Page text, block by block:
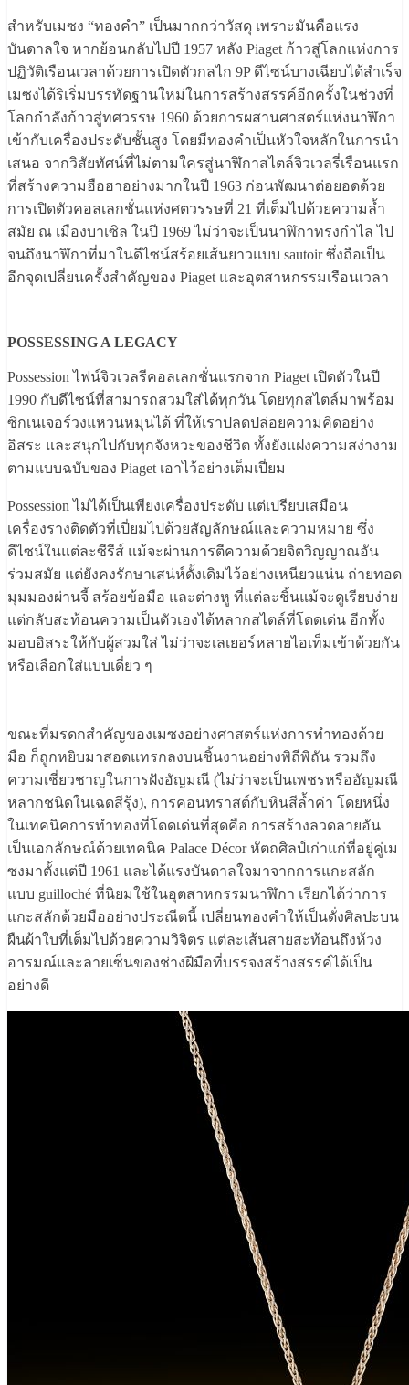
สำหรับเมซง “ทองคำ” เป็นมากกว่าวัสดุ เพราะมันคือแรง
บันดาลใจ หากย้อนกลับไปปี 1957 หลัง Piaget ก้าวสู่โลกแห่งการ
ปฏิวัติเรือนเวลาด้วยการเปิดตัวกลไก 9P ดีไซน์บางเฉียบได้สำเร็จ
เมซงได้ริเริ่มบรรทัดฐานใหม่ในการสร้างสรรค์อีกครั้งในช่วงที่
โลกกำลังก้าวสู่ทศวรรษ 1960 ด้วยการผสานศาสตร์แห่งนาฬิกา
เข้ากับเครื่องประดับชั้นสูง โดยมีทองคำเป็นหัวใจหลักในการนำ
เสนอ จากวิสัยทัศน์ที่ไม่ตามใครสู่นาฬิกาสไตล์จิวเวลรี่เรือนแรก
ที่สร้างความฮือฮาอย่างมากในปี 1963 ก่อนพัฒนาต่อยอดด้วย
การเปิดตัวคอลเลกชั่นแห่งศตวรรษที่ 21 ที่เต็มไปด้วยความล้ำ
สมัย ณ เมืองบาเซิล ในปี 1969 ไม่ว่าจะเป็นนาฬิกาทรงกำไล ไป
จนถึงนาฬิกาที่มาในดีไซน์สร้อยเส้นยาวแบบ sautoir ซึ่งถือเป็น
อีกจุดเปลี่ยนครั้งสำคัญของ Piaget และอุตสาหกรรมเรือนเวลา
POSSESSING A LEGACY
Possession ไฟน์จิวเวลรีคอลเลกชั่นแรกจาก Piaget เปิดตัวในปี
1990 กับดีไซน์ที่สามารถสวมใส่ได้ทุกวัน โดยทุกสไตล์มาพร้อม
ซิกเนเจอร์วงแหวนหมุนได้ ที่ให้เราปลดปล่อยความคิดอย่าง
อิสระ และสนุกไปกับทุกจังหวะของชีวิต ทั้งยังแฝงความสง่างาม
ตามแบบฉบับของ Piaget เอาไว้อย่างเต็มเปี่ยม
Possession ไม่ได้เป็นเพียงเครื่องประดับ แต่เปรียบเสมือน
เครื่องรางติดตัวที่เปี่ยมไปด้วยสัญลักษณ์และความหมาย ซึ่ง
ดีไซน์ในแต่ละซีรีส์ แม้จะผ่านการตีความด้วยจิตวิญญาณอัน
ร่วมสมัย แต่ยังคงรักษาเสน่ห์ดั้งเดิมไว้อย่างเหนียวแน่น ถ่ายทอด
มุมมองผ่านจี้ สร้อยข้อมือ และต่างหู ที่แต่ละชิ้นแม้จะดูเรียบง่าย
แต่กลับสะท้อนความเป็นตัวเองได้หลากสไตล์ที่โดดเด่น อีกทั้ง
มอบอิสระให้กับผู้สวมใส่ ไม่ว่าจะเลเยอร์หลายไอเท็มเข้าด้วยกัน
หรือเลือกใส่แบบเดี่ยว ๆ
ขณะที่มรดกสำคัญของเมซงอย่างศาสตร์แห่งการทำทองด้วย
มือ ก็ถูกหยิบมาสอดแทรกลงบนชิ้นงานอย่างพิถีพิถัน รวมถึง
ความเชี่ยวชาญในการฝังอัญมณี (ไม่ว่าจะเป็นเพชรหรืออัญมณี
หลากชนิดในเฉดสีรุ้ง), การคอนทราสต์กับหินสีล้ำค่า โดยหนึ่ง
ในเทคนิคการทำทองที่โดดเด่นที่สุดคือ การสร้างลวดลายอัน
เป็นเอกลักษณ์ด้วยเทคนิค Palace Décor หัตถศิลป์เก่าแก่ที่อยู่คู่เม
ซงมาตั้งแต่ปี 1961 และได้แรงบันดาลใจมาจากการแกะสลัก
แบบ guilloché ที่นิยมใช้ในอุตสาหกรรมนาฬิกา เรียกได้ว่าการ
แกะสลักด้วยมืออย่างประณีตนี้ เปลี่ยนทองคำให้เป็นดั่งศิลปะบน
ผืนผ้าใบที่เต็มไปด้วยความวิจิตร แต่ละเส้นสายสะท้อนถึงห้วง
อารมณ์และลายเซ็นของช่างฝีมือที่บรรจงสร้างสรรค์ได้เป็น
อย่างดี